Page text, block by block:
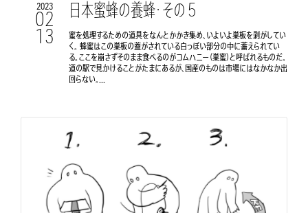
2023
02
13
日本蜜蜂の養蜂・その５
蜜を処理するための道具をなんとかかき集め、いよいよ巣板を剥がしてい
く。 蜂蜜はこの巣板の蓋がされている白っぽい部分の中に蓄えられてい
る。ここを崩さずそのまま食べるのがコムハニー（巣蜜）と呼ばれるものだ。
道の駅で見かけることがたまにあるが、国産のものは市場にはなかなか出
回らない。...